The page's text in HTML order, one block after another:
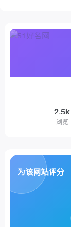
2.5k
浏览
为该网站评分